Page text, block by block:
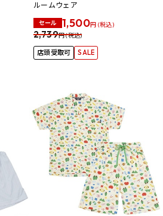
ルームウェア
セール 1,500円 (税込)
2,739円 (税込)
店頭受取可 SALE